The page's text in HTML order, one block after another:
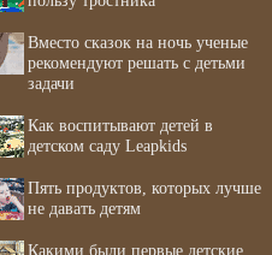
Вместо сказок на ночь ученые
рекомендуют решать с детьми
задачи
Как воспитывают детей в
детском саду Leapkids
Пять продуктов, которых лучше
не давать детям
Какими были первые детские